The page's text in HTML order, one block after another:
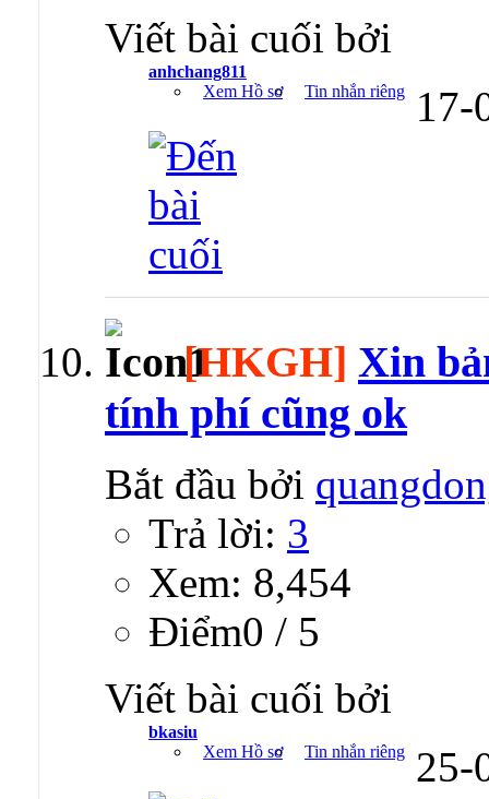
Viết bài cuối bởi
anhchang811
Xem Hồ sơ
Tin nhắn riêng
[HKGH] Xin
tính phí cũng ok
Bắt đầu bởi
Trả lời: 3
Xem: 8,454
Ðiểm0 / 5
Viết bài cuối bởi
bkasiu
Xem Hồ sơ
Tin nhắn riêng 25-